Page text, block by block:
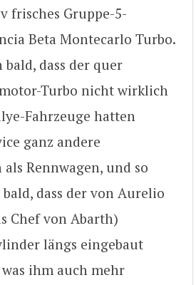
frisches Gruppe-5-
Beta Montecarlo Turbo.
dass der quer
Turbo nicht wirklich
Fahrzeuge hatten
ganz andere
Rennwagen, und so
dass der von Aurelio
Chef von Abarth)
längs eingebaut
ihm auch mehr